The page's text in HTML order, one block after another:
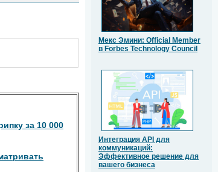
за 10 000
Мекс Эмини: Official Member
в Forbes Technology Council
Интеграция API для
коммуникаций:
Эффективное решение для
вашего бизнеса